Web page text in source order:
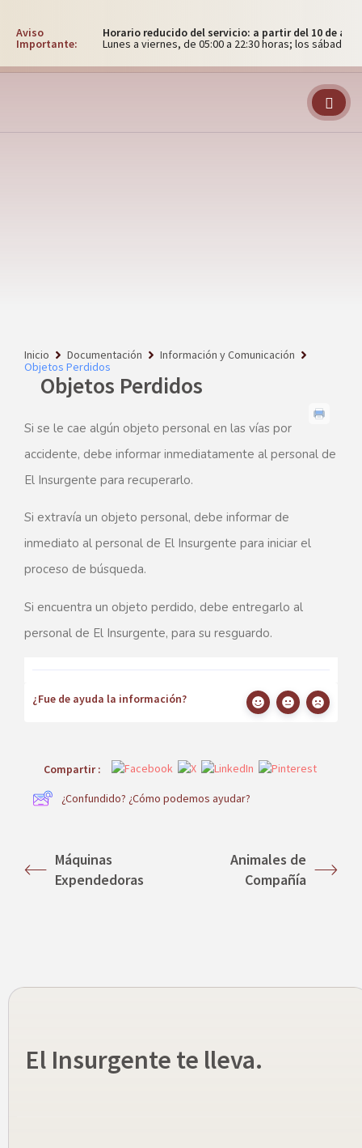
Aviso
Importante:
Horario reducido del servicio: a partir del 10 de
Lunes a viernes, de 05:00 a 22:30 horas; los
Inicio Documentación
Información y Comunicación
Objetos Perdidos
Objetos Perdidos
Si se le cae algún objeto personal en las vías por
accidente, debe informar inmediatamente al personal de
El Insurgente para recuperarlo.
Si extravía un objeto personal, debe informar de
inmediato al personal de El Insurgente para iniciar el
proceso de búsqueda.
Si encuentra un objeto perdido, debe entregarlo al
personal de El Insurgente, para su resguardo.
¿Fue de ayuda la información?
Compartir :
¿Confundido? ¿Cómo podemos ayudar?
Máquinas
Expendedoras
Animales de
Compañía
El Insurgente te lleva.